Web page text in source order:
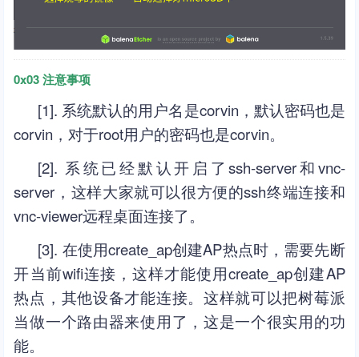
0x03 注意事项
[1]. 系统默认的用户名是corvin，默认密码也是
corvin，对于root用户的密码也是corvin。
[2]. 系统已经默认开启了ssh-server和vnc-
server，这样大家就可以很方便的ssh终端连接和
vnc-viewer远程桌面连接了。
[3]. 在使用create_ap创建AP热点时，需要先断
开当前wifi连接，这样才能使用create_ap创建AP
热点，其他设备才能连接。这样就可以把树莓派
当做一个路由器来使用了，这是一个很实用的功
能。